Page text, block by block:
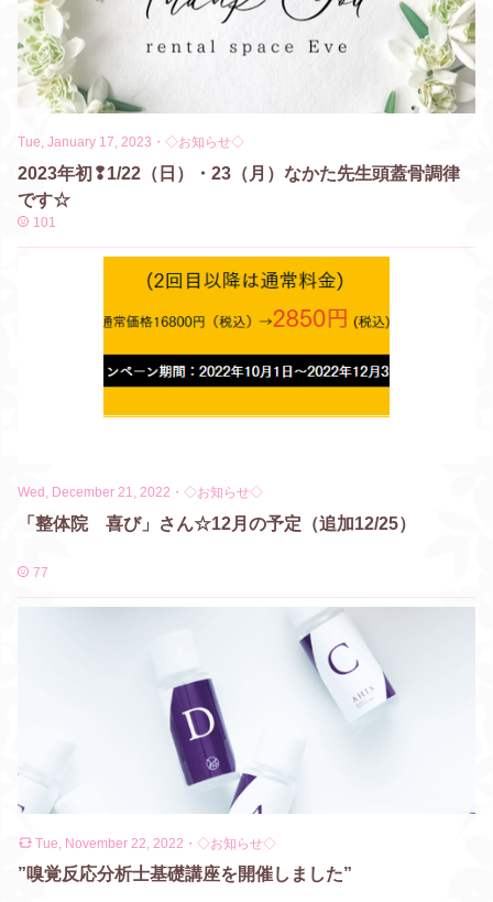
Tue, January 17, 2023 ・ ◇お知らせ◇
2023年初❢1/22（日）・23（月）なかた先生頭蓋骨調律
です☆
101
Wed, December 21, 2022 ・ ◇お知らせ◇
「整体院 喜び」さん☆12月の予定（追加12/25）
77
Tue, November 22, 2022 ・ ◇お知らせ◇
”嗅覚反応分析士基礎講座を開催しました”